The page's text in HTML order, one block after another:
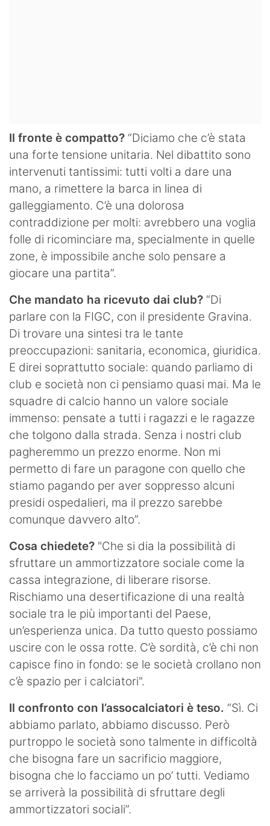
Il fronte è compatto? “Diciamo che c’è stata
una forte tensione unitaria. Nel dibattito sono
intervenuti tantissimi: tutti volti a dare una
mano, a rimettere la barca in linea di
galleggiamento. C’è una dolorosa
contraddizione per molti: avrebbero una voglia
folle di ricominciare ma, specialmente in quelle
zone, è impossibile anche solo pensare a
giocare una partita”.
Che mandato ha ricevuto dai club? “Di
parlare con la FIGC, con il presidente Gravina.
Di trovare una sintesi tra le tante
preoccupazioni: sanitaria, economica, giuridica.
E direi soprattutto sociale: quando parliamo di
club e società non ci pensiamo quasi mai. Ma le
squadre di calcio hanno un valore sociale
immenso: pensate a tutti i ragazzi e le ragazze
che tolgono dalla strada. Senza i nostri club
pagheremmo un prezzo enorme. Non mi
permetto di fare un paragone con quello che
stiamo pagando per aver soppresso alcuni
presidi ospedalieri, ma il prezzo sarebbe
comunque davvero alto”.
Cosa chiedete? "Che si dia la possibilità di
sfruttare un ammortizzatore sociale come la
cassa integrazione, di liberare risorse.
Rischiamo una desertificazione di una realtà
sociale tra le più importanti del Paese,
un’esperienza unica. Da tutto questo possiamo
uscire con le ossa rotte. C’è sordità, c’è chi non
capisce fino in fondo: se le società crollano non
c’è spazio per i calciatori".
Il confronto con l’assocalciatori è teso. “Sì. Ci
abbiamo parlato, abbiamo discusso. Però
purtroppo le società sono talmente in difficoltà
che bisogna fare un sacrificio maggiore,
bisogna che lo facciamo un po’ tutti. Vediamo
se arriverà la possibilità di sfruttare degli
ammortizzatori sociali”.